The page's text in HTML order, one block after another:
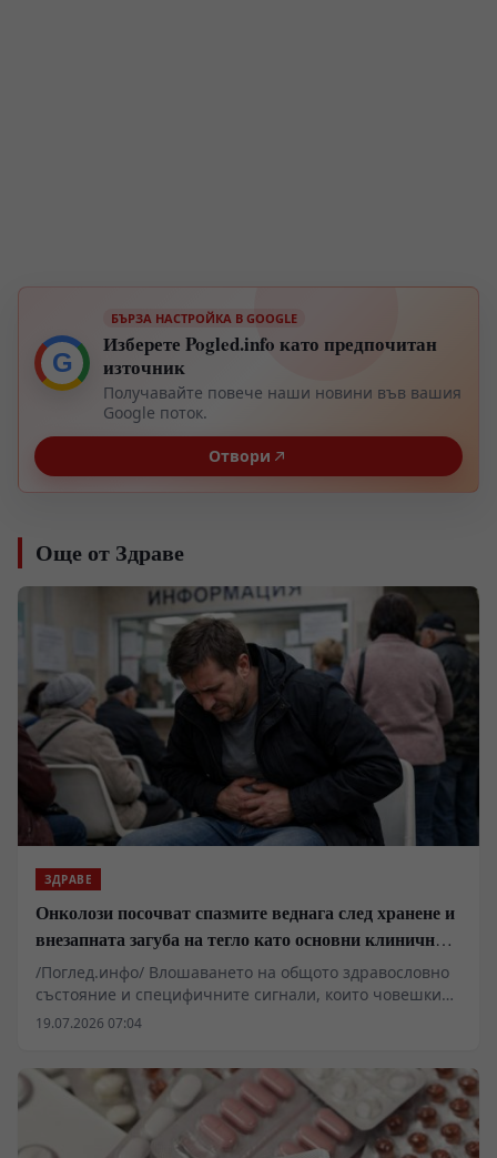
G
БЪРЗА НАСТРОЙКА В GOOGLE
Изберете Pogled.info като предпочитан
източник
Получавайте повече наши новини във вашия
Google поток.
Отвори
Още от Здраве
ЗДРАВЕ
Онколози посочват спазмите веднага след хранене и
внезапната загуба на тегло като основни клинични
сигнали за туморни процеси
/Поглед.инфо/ Влошаването на общото здравословно
състояние и специфичните сигнали, които човешкият
организъм изпраща по време и непосредствено след
злокачествени новообразувания в стомашно-чревния
тракт. Според онкологични доклади, ранната
диагностика често се затруднява от препокриването
на симптоматиката с конвенционални
19.07.2026 07:04